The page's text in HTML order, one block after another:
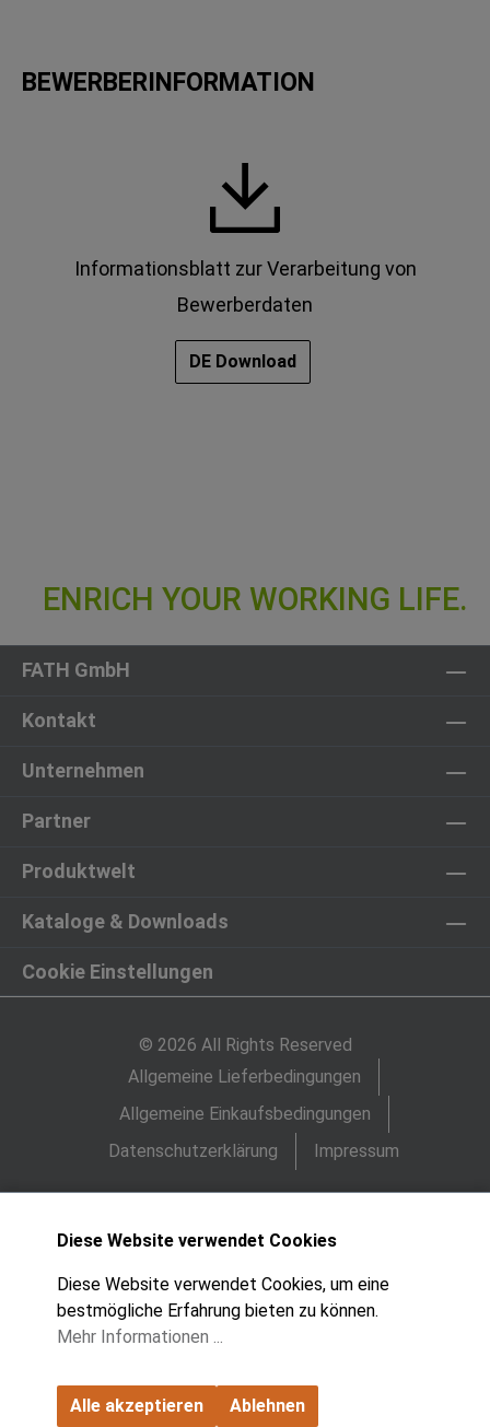
BEWERBERINFORMATION
Informationsblatt zur Verarbeitung von
Bewerberdaten
DE Download
FATH GmbH
Kontakt
Unternehmen
Partner
Produktwelt
Kataloge & Downloads
Cookie Einstellungen
© 2026 All Rights Reserved
Allgemeine Lieferbedingungen
Allgemeine Einkaufsbedingungen
Datenschutzerklärung
Impressum
Diese Website verwendet Cookies
Diese Website verwendet Cookies, um eine
bestmögliche Erfahrung bieten zu können.
Mehr Informationen ...
Alle akzeptieren Ablehnen